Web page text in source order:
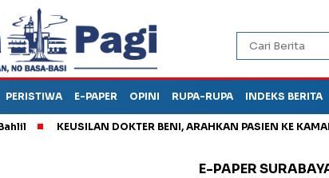
PERISTIWA E-PAPER OPINI RUPA-RUPA INDEKS BERITA
KEUSILAN DOKTER BENI, ARAHKAN PASIEN KE KAMAR
E-PAPER